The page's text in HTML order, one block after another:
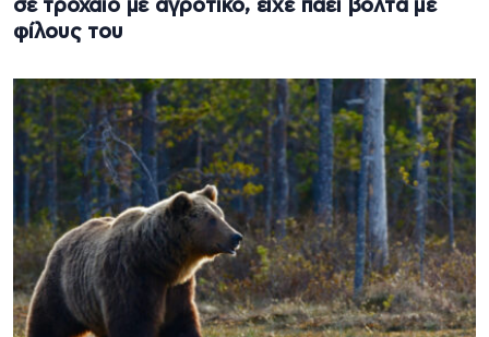
σε τροχαίο με αγροτικό, είχε πάει βόλτα με
φίλους του